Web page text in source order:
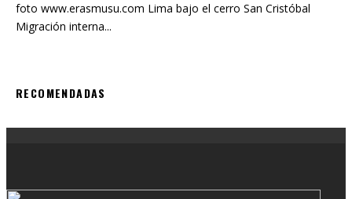
foto www.erasmusu.com Lima bajo el cerro San Cristóbal
Migración interna...
RECOMENDADAS